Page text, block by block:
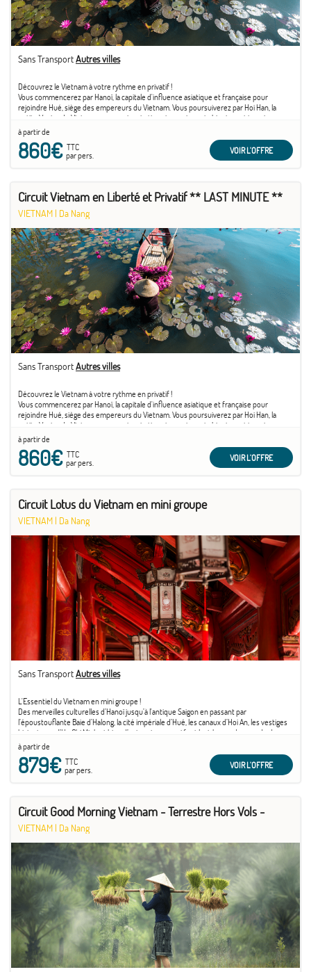
Sans TransportAutres villes
Découvrez le Vietnam à votre rythme en privatif !
Vous commencerez par Hanoï, la capitale d'influence asiatique et française pour
rejoindre Hué, siège des empereurs du Vietnam. Vous poursuiverez par Hoi Han, la
petite Venise du Vietnam avec ses inspirations japonaises et chinoises et terminerez
par Ho Chi Minh, une ville dynamique et animée.
à partir de
860€TTC
par pers.
VOIR L'OFFRE
Circuit Vietnam en Liberté et Privatif ** LAST MINUTE **
VIETNAM | Da Nang
Sans TransportAutres villes
Découvrez le Vietnam à votre rythme en privatif !
Vous commencerez par Hanoï, la capitale d'influence asiatique et française pour
rejoindre Hué, siège des empereurs du Vietnam. Vous poursuiverez par Hoi Han, la
petite Venise du Vietnam avec ses inspirations japonaises et chinoises et terminerez
par Ho Chi Minh, une ville dynamique et animée.
à partir de
860€TTC
par pers.
VOIR L'OFFRE
Circuit Lotus du Vietnam en mini groupe
VIETNAM | Da Nang
Sans TransportAutres villes
L'Essentiel du Vietnam en mini groupe !
Des merveilles culturelles d’Hanoï jusqu’à l'antique Saigon en passant par
l’époustouflante Baie d’Halong, la cité impériale d’Hué, les canaux d’Hoi An, les vestiges
historiques d’Ho Chi Minh et bien d’autres joyaux qui font la richesse du pays du dragon.
à partir de
879€TTC
par pers.
VOIR L'OFFRE
Circuit Good Morning Vietnam - Terrestre Hors Vols -
VIETNAM | Da Nang